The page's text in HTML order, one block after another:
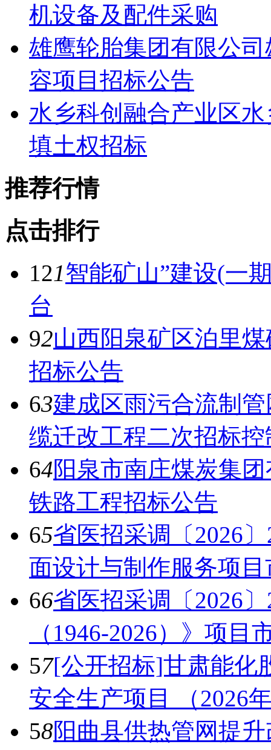
机设备及配件采购
雄鹰轮胎集团有限公
容项目招标公告
水乡科创融合产业区
填土权招标
推荐行情
点击排行
121智能矿山”建设(一
台
92山西阳泉矿区泊里
招标公告
63建成区雨污合流制
缆迁改工程二次招标控
64阳泉市南庄煤炭集
铁路工程招标公告
65省医招采调〔2026
面设计与制作服务项
66省医招采调〔2026
（1946-2026）》项目
57[公开招标]甘肃能化
安全生产项目 （2026
58阳曲县供热管网提